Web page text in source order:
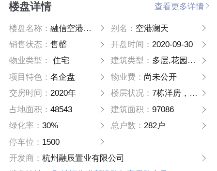
楼盘详情 查看更多详情
楼盘名称：融信空港澜天 别名： 空港澜天
销售状态：售罄 开盘时间： 2020-09-30
物业类型：
住宅 建筑类型： 多层,花园洋房
项目特色：名企盘 物业费： 尚未公开
交房时间：2020年 楼层状况： 7栋洋房，4栋小高层（自持）
占地面积：48543 建筑面积： 97086
绿化率：30% 总户数： 282户
停车位： 1500
开发商：杭州融辰置业有限公司